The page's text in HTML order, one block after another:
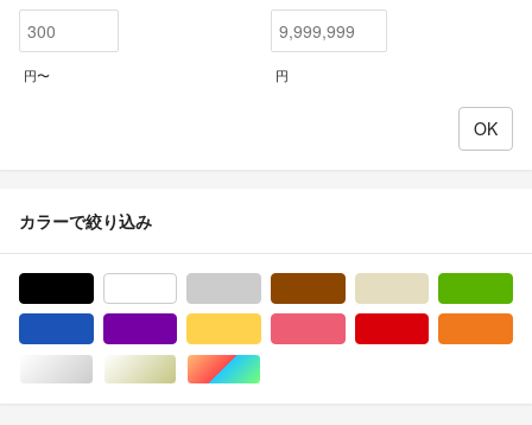
円〜 円
カラーで絞り込み
シルバー/銀色系ゴールド/金色系マルチカラー